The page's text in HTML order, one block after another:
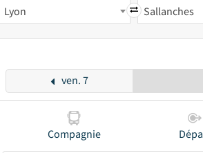
Lyon Sallanches
ven. 7
Compagnie